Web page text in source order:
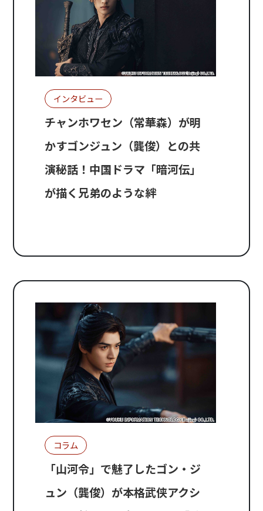
インタビュー
チャンホワセン（常華森）が明
かすゴンジュン（龔俊）との共
演秘話！中国ドラマ「暗河伝」
が描く兄弟のような絆
コラム
「山河令」で魅了したゴン・ジ
ュン（龔俊）が本格武侠アクシ